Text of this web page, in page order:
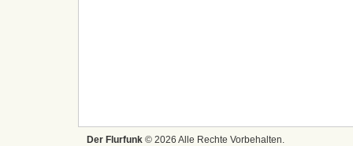
Der Flurfunk © 2026 Alle Rechte Vorbehalten.